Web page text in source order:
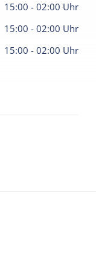
15:00 - 02:00 Uhr
15:00 - 02:00 Uhr
15:00 - 02:00 Uhr